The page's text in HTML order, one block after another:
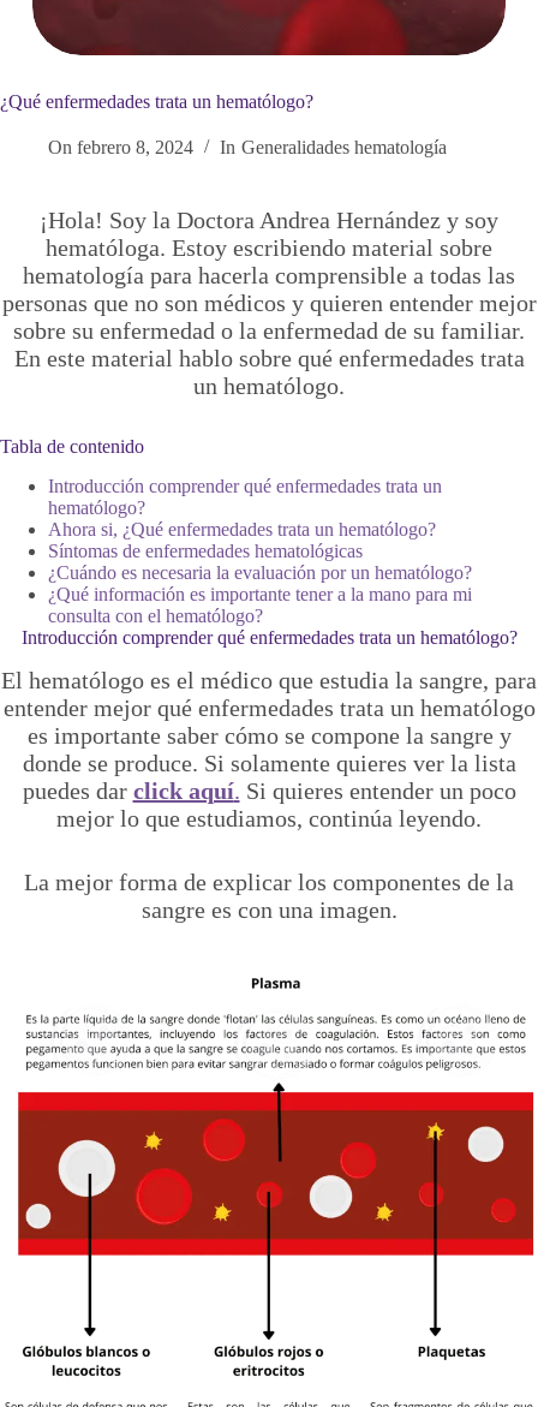
¿Qué enfermedades trata un hematólogo?
On febrero 8, 2024 In Generalidades hematología
¡Hola! Soy la Doctora Andrea Hernández y soy
hematóloga. Estoy escribiendo material sobre
hematología para hacerla comprensible a todas las
personas que no son médicos y quieren entender mejor
sobre su enfermedad o la enfermedad de su familiar.
En este material hablo sobre qué enfermedades trata
un hematólogo.
Tabla de contenido
Introducción comprender qué enfermedades trata un
hematólogo?
Ahora si, ¿Qué enfermedades trata un hematólogo?
Síntomas de enfermedades hematológicas
¿Cuándo es necesaria la evaluación por un hematólogo?
¿Qué información es importante tener a la mano para mi
consulta con el hematólogo?
Introducción comprender qué enfermedades trata un hematólogo?
El hematólogo es el médico que estudia la sangre, para
entender mejor qué enfermedades trata un hematólogo
es importante saber cómo se compone la sangre y
donde se produce. Si solamente quieres ver la lista
puedes dar click aquí. Si quieres entender un poco
mejor lo que estudiamos, continúa leyendo.
La mejor forma de explicar los componentes de la
sangre es con una imagen.